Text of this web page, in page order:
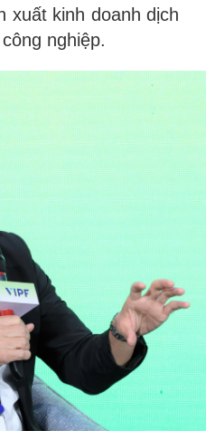
xuất kinh doanh dịch
nghiệp.